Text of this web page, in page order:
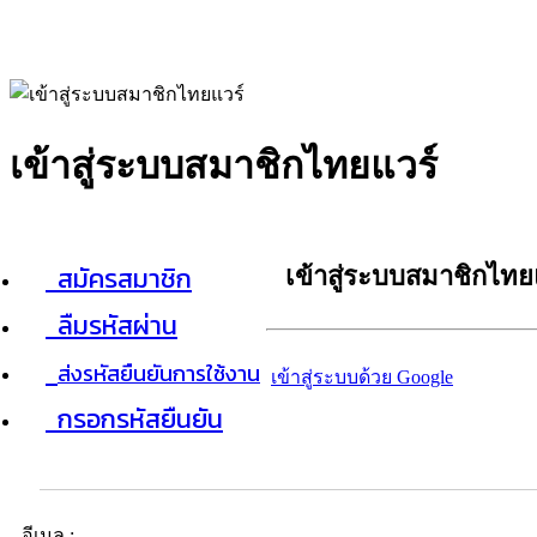
เข้าสู่ระบบสมาชิกไทยแวร์
สมัครสมาชิก
ลืมรหัสผ่าน
ส่งรหัสยืนยันการใช้งาน
กรอกรหัสยืนยัน
เข้าสู่ระบบสมาชิกไท
เข้าสู่ระบบด้วย Google